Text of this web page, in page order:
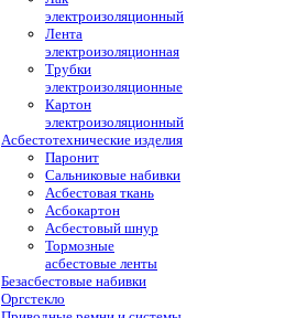
электроизоляционный
Лента
электроизоляционная
Трубки
электроизоляционные
Картон
электроизоляционный
Асбестотехнические изделия
Паронит
Сальниковые набивки
Асбестовая ткань
Асбокартон
Асбестовый шнур
Тормозные
асбестовые ленты
Безасбестовые набивки
Оргстекло